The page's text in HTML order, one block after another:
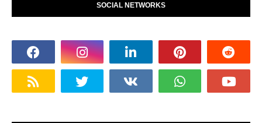
SOCIAL NETWORKS